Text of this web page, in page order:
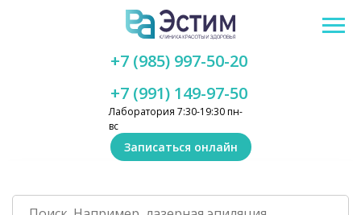
Лаборатория 7:30-19:30 пн-
вс
+7 (991) 149-97-50
+7 (985) 997-50-20
Записаться онлайн